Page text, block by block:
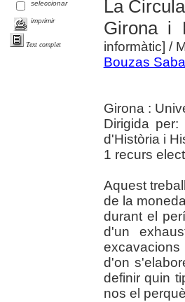
seleccionar
imprimir
Text complet
La
Girona i
informàtic] /
Bouzas
Girona :
Dirigida
d'Història i
1 recurs
Aquest
de la
durant el
d'un
d'on
definir quin
nos el